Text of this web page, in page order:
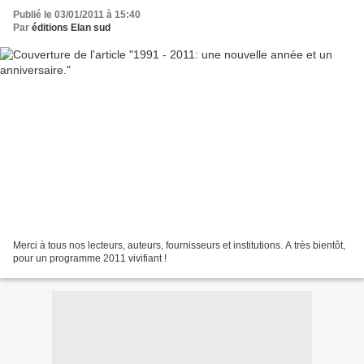
Publié le 03/01/2011 à 15:40
Par éditions Elan sud
Merci à tous nos lecteurs, auteurs, fournisseurs et institutions. A très bientôt,
pour un programme 2011 vivifiant !